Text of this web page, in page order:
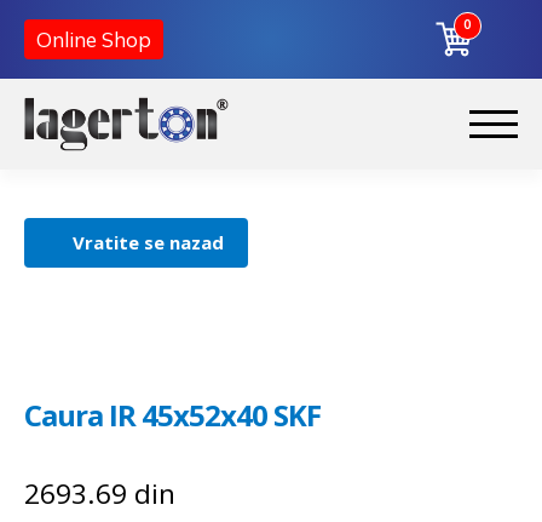
Online Shop
0
Početna
O nama
Vratite se nazad
Caura IR 45x52x40 SKF
2693.69 din